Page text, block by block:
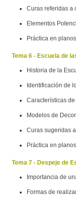
Curas referidas a
Elementos
Práctica en
Tema 6 - Escuela de
Historia de la
Identificación de
Características
Modelos de
Curas sugeridas
Práctica en
Tema 7 - Despeje de
Importancia de
Formas de